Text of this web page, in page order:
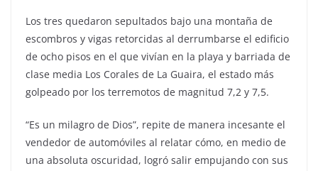
Los tres quedaron sepultados bajo una montaña de
escombros y vigas retorcidas al derrumbarse el edificio
de ocho pisos en el que vivían en la playa y barriada de
clase media Los Corales de La Guaira, el estado más
golpeado por los terremotos de magnitud 7,2 y 7,5.
“Es un milagro de Dios”, repite de manera incesante el
vendedor de automóviles al relatar cómo, en medio de
una absoluta oscuridad, logró salir empujando con sus